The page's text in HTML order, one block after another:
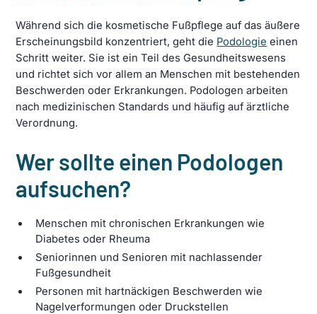
Während sich die kosmetische Fußpflege auf das äußere
Erscheinungsbild konzentriert, geht die Podologie einen
Schritt weiter. Sie ist ein Teil des Gesundheitswesens
und richtet sich vor allem an Menschen mit bestehenden
Beschwerden oder Erkrankungen. Podologen arbeiten
nach medizinischen Standards und häufig auf ärztliche
Verordnung.
Wer sollte einen Podologen
aufsuchen?
Menschen mit chronischen Erkrankungen wie
Diabetes oder Rheuma
Seniorinnen und Senioren mit nachlassender
Fußgesundheit
Personen mit hartnäckigen Beschwerden wie
Nagelverformungen oder Druckstellen